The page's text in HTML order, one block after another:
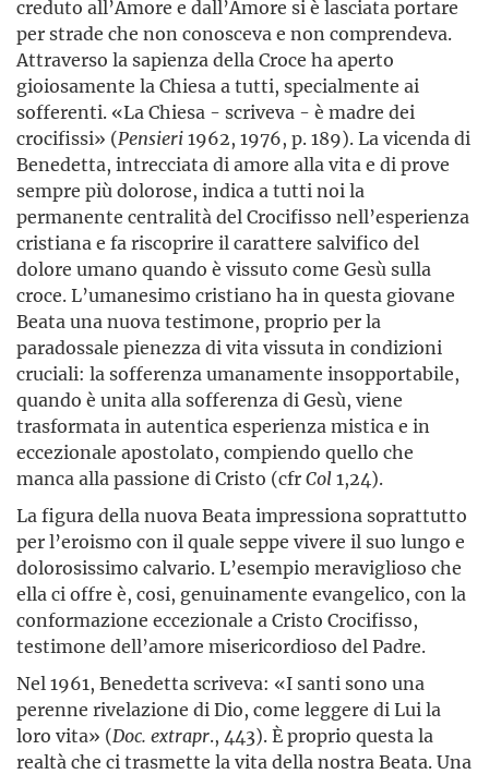
creduto all’Amore e dall’Amore si è lasciata portare
per strade che non conosceva e non comprendeva.
Attraverso la sapienza della Croce ha aperto
gioiosamente la Chiesa a tutti, specialmente ai
sofferenti. «La Chiesa - scriveva - è madre dei
crocifissi» (Pensieri1962, 1976, p. 189). La vicenda di
Benedetta, intrecciata di amore alla vita e di prove
sempre più dolorose, indica a tutti noi la
permanente centralità del Crocifisso nell’esperienza
cristiana e fa riscoprire il carattere salvifico del
dolore umano quando è vissuto come Gesù sulla
croce. L’umanesimo cristiano ha in questa giovane
Beata una nuova testimone, proprio per la
paradossale pienezza di vita vissuta in condizioni
cruciali: la sofferenza umanamente insopportabile,
quando è unita alla sofferenza di Gesù, viene
trasformata in autentica esperienza mistica e in
eccezionale apostolato, compiendo quello che
manca alla passione di Cristo (cfrCol1,24).
La figura della nuova Beata impressiona soprattutto
per l’eroismo con il quale seppe vivere il suo lungo e
dolorosissimo calvario. L’esempio meraviglioso che
ella ci offre è, cosi, genuinamente evangelico, con la
conformazione eccezionale a Cristo Crocifisso,
testimone dell’amore misericordioso del Padre.
Nel 1961, Benedetta scriveva: «I santi sono una
perenne rivelazione di Dio, come leggere di Lui la
loro vita» (Doc. extrapr., 443). È proprio questa la
realtà che ci trasmette la vita della nostra Beata. Una